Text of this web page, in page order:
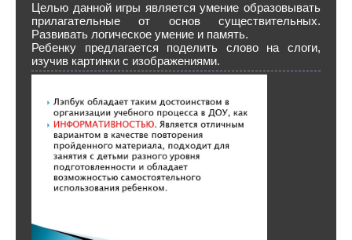
Целью данной игры является умение образовывать
прилагательные от основ существительных.
Развивать логическое умение и память.
Ребенку предлагается поделить слово на слоги,
изучив картинки с изображениями.